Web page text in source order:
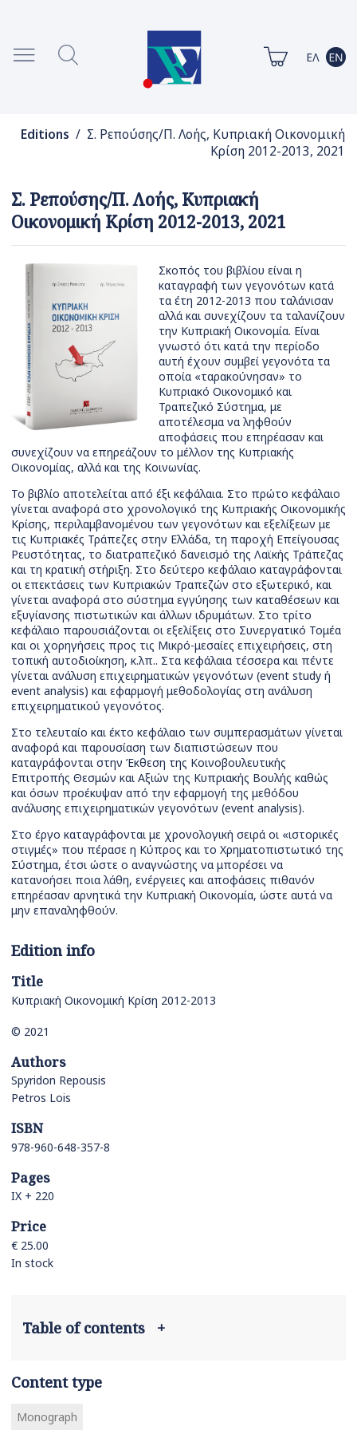
Editions / Σ. Ρεπούσης/Π. Λοής, Κυπριακή Οικονομική
Κρίση 2012-2013, 2021
Σ. Ρεπούσης/Π. Λοής, Κυπριακή
Οικονομική Κρίση 2012-2013, 2021
Σκοπός του βιβλίου είναι η
καταγραφή των γεγονότων κατά
τα έτη 2012-2013 που ταλάνισαν
αλλά και συνεχίζουν τα ταλανίζουν
την Κυπριακή Οικονομία. Είναι
γνωστό ότι κατά την περίοδο
αυτή έχουν συμβεί γεγονότα τα
οποία «ταρακούνησαν» το
Κυπριακό Οικονομικό και
Τραπεζικό Σύστημα, με
αποτέλεσμα να ληφθούν
αποφάσεις που επηρέασαν και
συνεχίζουν να επηρεάζουν το μέλλον της Κυπριακής
Οικονομίας, αλλά και της Κοινωνίας.
Το βιβλίο αποτελείται από έξι κεφάλαια. Στο πρώτο κεφάλαιο
γίνεται αναφορά στο χρονολογικό της Κυπριακής Οικονομικής
Κρίσης, περιλαμβανομένου των γεγονότων και εξελίξεων με
τις Κυπριακές Τράπεζες στην Ελλάδα, τη παροχή Επείγουσας
Ρευστότητας, το διατραπεζικό δανεισμό της Λαϊκής Τράπεζας
και τη κρατική στήριξη. Στο δεύτερο κεφάλαιο καταγράφονται
οι επεκτάσεις των Κυπριακών Τραπεζών στο εξωτερικό, και
γίνεται αναφορά στο σύστημα εγγύησης των καταθέσεων και
εξυγίανσης πιστωτικών και άλλων ιδρυμάτων. Στο τρίτο
κεφάλαιο παρουσιάζονται οι εξελίξεις στο Συνεργατικό Τομέα
και οι χορηγήσεις προς τις Μικρό-μεσαίες επιχειρήσεις, στη
τοπική αυτοδιοίκηση, κ.λπ.. Στα κεφάλαια τέσσερα και πέντε
γίνεται ανάλυση επιχειρηματικών γεγονότων (event study ή
event analysis) και εφαρμογή μεθοδολογίας στη ανάλυση
επιχειρηματικού γεγονότος.
Στο τελευταίο και έκτο κεφάλαιο των συμπερασμάτων γίνεται
αναφορά και παρουσίαση των διαπιστώσεων που
καταγράφονται στην Έκθεση της Κοινοβουλευτικής
Επιτροπής Θεσμών και Αξιών της Κυπριακής Βουλής καθώς
και όσων προέκυψαν από την εφαρμογή της μεθόδου
ανάλυσης επιχειρηματικών γεγονότων (event analysis).
Στο έργο καταγράφονται με χρονολογική σειρά οι «ιστορικές
στιγμές» που πέρασε η Κύπρος και το Χρηματοπιστωτικό της
Σύστημα, έτσι ώστε ο αναγνώστης να μπορέσει να
κατανοήσει ποια λάθη, ενέργειες και αποφάσεις πιθανόν
επηρέασαν αρνητικά την Κυπριακή Οικονομία, ώστε αυτά να
μην επαναληφθούν.
Edition info
Title
Κυπριακή Οικονομική Κρίση 2012-2013
© 2021
Authors
Spyridon Repousis
Petros Lois
ISBN
978-960-648-357-8
Pages
IX + 220
Price
€ 25.00
In stock
Table of contents +
Content type
Monograph